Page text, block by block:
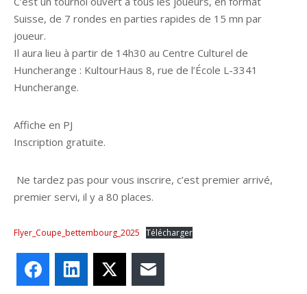
Suisse, de 7 rondes en parties rapides de 15 mn par
joueur.
Il aura lieu à partir de 14h30 au Centre Culturel de
Huncherange : KultourHaus 8, rue de l’École L-3341
Huncherange.
Affiche en PJ
Inscription gratuite.
Ne tardez pas pour vous inscrire, c’est premier arrivé,
premier servi, il y a 80 places.
Flyer_Coupe_bettembourg_2025 Télécharger
FacebookLinkedIn